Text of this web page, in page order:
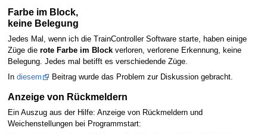
Farbe im Block,
keine Belegung
Jedes Mal, wenn ich die TrainController Software starte, haben einige
Züge die rote Farbe im Blockverloren, verlorene Erkennung, keine
Belegung. Jedes mal betifft es verschiedende Züge.
In diesem Beitrag wurde das Problem zur Diskussion gebracht.
Anzeige von Rückmeldern
Ein Auszug aus der Hilfe: Anzeige von Rückmeldern und
Weichenstellungen bei Programmstart: